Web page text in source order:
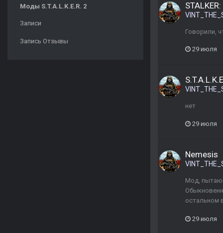
Моды S.T.A.L.K.E.R. 2
Записи
Запись Отзывы
Говорили,
29 июля
нет
29 июля
Nemesis
Мод,
остальном
29 июля